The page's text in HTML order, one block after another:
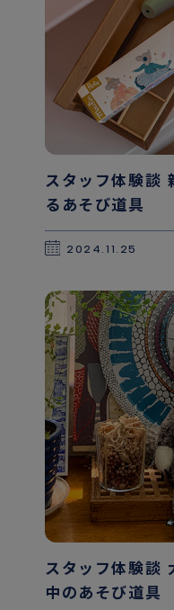
スタッフ体験談
るあそび道具
2024.11.25
スタッフ体験談
中のあそび道具